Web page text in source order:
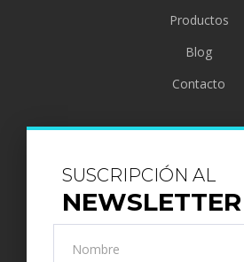
Productos
Blog
Contacto
SUSCRIPCIÓN AL
NEWSLETTER
Nombre